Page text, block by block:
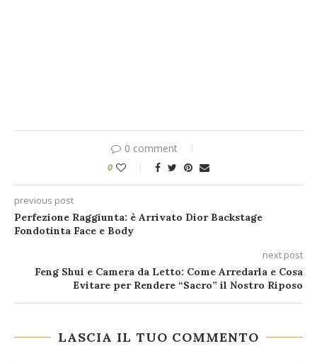
0 comment
0
previous post
Perfezione Raggiunta: è Arrivato Dior Backstage
Fondotinta Face e Body
next post
Feng Shui e Camera da Letto: Come Arredarla e Cosa
Evitare per Rendere “Sacro” il Nostro Riposo
LASCIA IL TUO COMMENTO